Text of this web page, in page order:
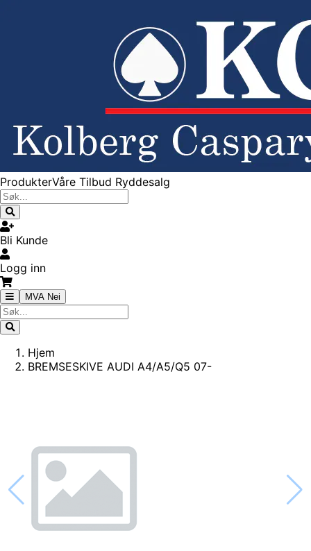
ProdukterVåre Tilbud Ryddesalg
Bli Kunde
Logg inn
MVA Nei
Hjem
BREMSESKIVE AUDI A4/A5/Q5 07-